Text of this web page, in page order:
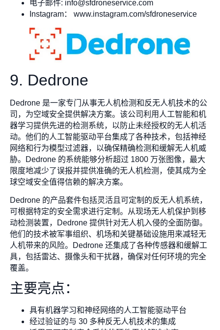
电子邮件: info@sfdroneservice.com
Instagram： www.instagram.com/sfdroneservice
9. Dedrone
Dedrone 是一家专门从事无人机检测和反无人机技术的公
司，为空域安全提供解决方案。该公司利用人工智能和机
器学习提供先进的检测系统，以防止未经授权的无人机活
动。他们的人工智能驱动平台集成了各种技术，包括神经
网络和行为模型过滤器，以确保精确检测和缓解无人机威
胁。Dedrone 的系统能够分析超过 1800 万张图像，最大
限度地减少了误报并提供准确的无人机检测，使其成为全
球空域安全值得信赖的解决方案。
Dedrone 的产品套件包括灵活且可定制的反无人机系统，
可根据特定的安全需求进行定制。从现场无人机保护到移
动检测装置，Dedrone 提供针对无人机入侵的全面防御。
他们的技术被军事组织、机场和关键基础设施用来减轻无
人机带来的风险。Dedrone 还集成了各种传感器和缓解工
具，包括雷达、摄像头和干扰器，确保对任何环境的完全
覆盖。
主要亮点：
具有机器学习和神经网络的人工智能驱动平台
经过验证的与 30 多种反无人机技术的集成